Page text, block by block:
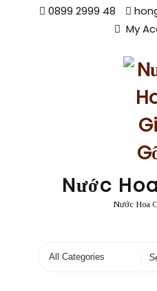
0899 2999 48
My
Nước
Nước Hoa
Search